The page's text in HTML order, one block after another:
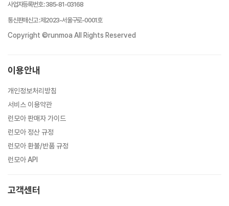
사업자등록번호:385-81-03168
통신판매신고:제2023-서울구로-0001호
Copyright ©runmoa All Rights Reserved
이용안내
개인정보처리방침
서비스 이용약관
런모아 판매자 가이드
런모아 정산 규정
런모아 환불/반품 규정
런모아 API
고객센터